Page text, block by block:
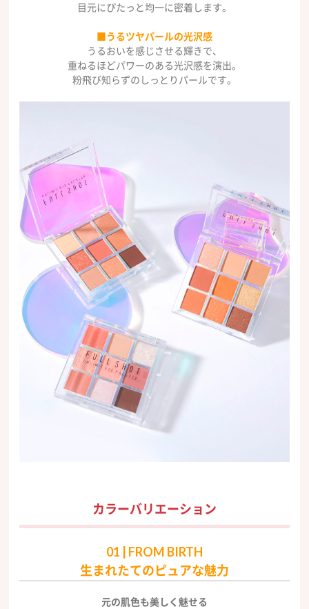
目元にぴたっと均一に密着します。
■うるツヤパールの光沢感
うるおいを感じさせる輝きで、
重ねるほどパワーのある光沢感を演出。
粉飛び知らずのしっとりパールです。
カラーバリエーション
01 | FROM BIRTH
生まれたてのピュアな魅力
元の肌色も美しく魅せる